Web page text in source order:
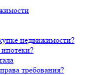
недвижимости?
ипотеки?
требования?